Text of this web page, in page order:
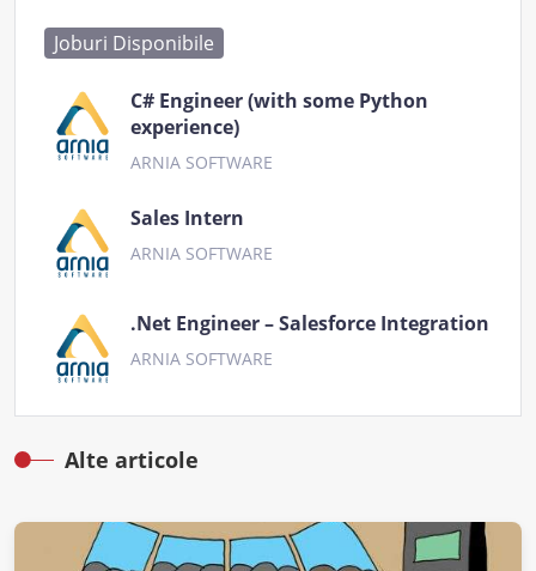
Joburi Disponibile
C# Engineer (with some Python
experience)
ARNIA SOFTWARE
Sales Intern
ARNIA SOFTWARE
.Net Engineer – Salesforce Integration
ARNIA SOFTWARE
Alte articole